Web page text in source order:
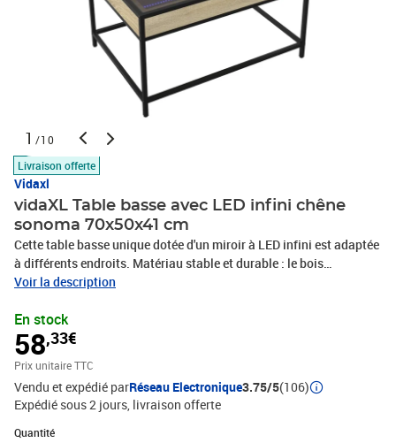
1 /10
Livraison offerte
Vidaxl
vidaXL Table basse avec LED infini chêne
sonoma 70x50x41 cm
Cette table basse unique dotée d'un miroir à LED infini est adaptée
à différents endroits. Matériau stable et durable : le bois
d'ingénierie est un matériau durable et stable dont la surface lisse
fait un choix fiable pour une grande variété de projets.Lampes LED
RVB pour une ambiance agréable : cette table est dotée de lampes
LED qui peuvent être facilement réglées pour créer un spectacle
lumineux personnalisé. Vous pouvez personnaliser les modes, les
couleurs et la luminosité pour améliorer l'ambiance de votre
espace intérieur.Dessus de table robuste : le dessus de table
robuste de la table de salon est parfait pour placer des boissons,
Voir la description
En stock
58,33€
Prix unitaire TTC
Vendu et expédié parRéseau Electronique3.75/5(106)
Expédié sous 2 jours livraison offerte
Quantité
Quantité : 1